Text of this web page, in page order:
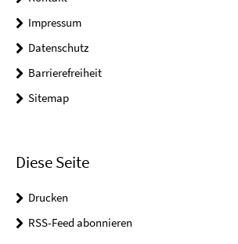
Impressum
Datenschutz
Barrierefreiheit
Sitemap
Diese Seite
Drucken
RSS-Feed abonnieren